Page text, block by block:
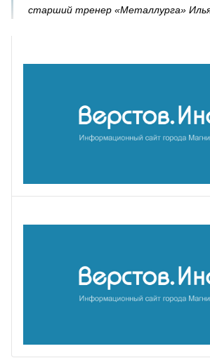
старший тренер «Металлурга» Илья